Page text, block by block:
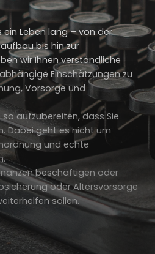
ein Leben lang – von der
bis hin zur
wir Ihnen verständliche
Einschätzungen zu
Vorsorge und
so aufzubereiten, dass Sie
Dabei geht es nicht um
und echte
beschäftigen oder
oder Altersvorsorge
sollen.